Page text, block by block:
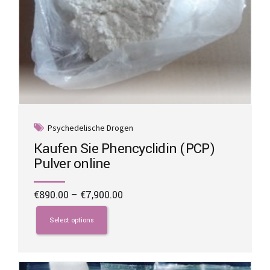
Psychedelische Drogen
Kaufen Sie Phencyclidin (PCP)
Pulver online
€890.00 – €7,900.00
Select options
This
product
has